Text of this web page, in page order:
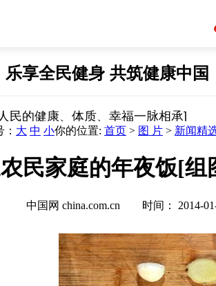
大 中 小你的位置: 首页 > 图 片 > 新闻精
民家庭的年夜饭[组
中国网 china.com.cn 时间：